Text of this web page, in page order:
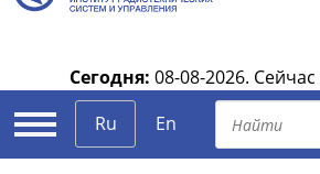
Сегодня: 08-08-2026. Сейчас
Ru
En